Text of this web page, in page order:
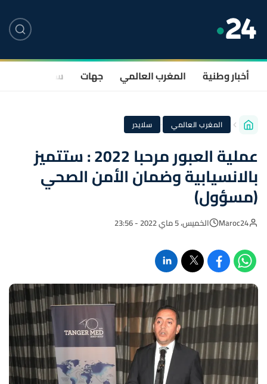
أخبار وطنية المغرب العالمي جهات سياسة
المغرب العالمي · سلايدر
عملية العبور مرحبا 2022 : ستتميز
بالانسيابية وضمان الأمن الصحي
(مسؤول)
Maroc24 الخميس، 5 ماي 2022 - 23:56